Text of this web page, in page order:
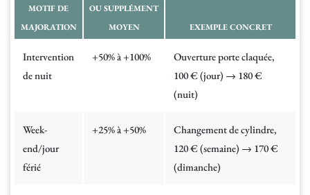
MOTIF DE
MAJORATION
OU SUPPLÉMENT
MOYEN
EXEMPLE CONCRET
Intervention
de nuit
+50% à +100%
Ouverture porte claquée,
100 € (jour) → 180 €
(nuit)
Week-
end/jour
férié
+25% à +50%
Changement de cylindre,
120 € (semaine) → 170 €
(dimanche)